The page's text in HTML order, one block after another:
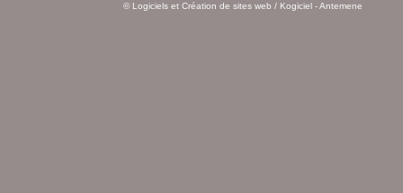
© Logiciels et Création de sites web / Kogiciel - Antemene